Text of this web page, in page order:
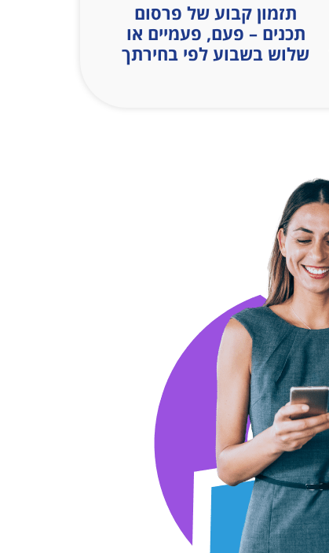
תזמון קבוע של פרסום
תכנים – פעם, פעמיים או
שלוש בשבוע לפי בחירתך